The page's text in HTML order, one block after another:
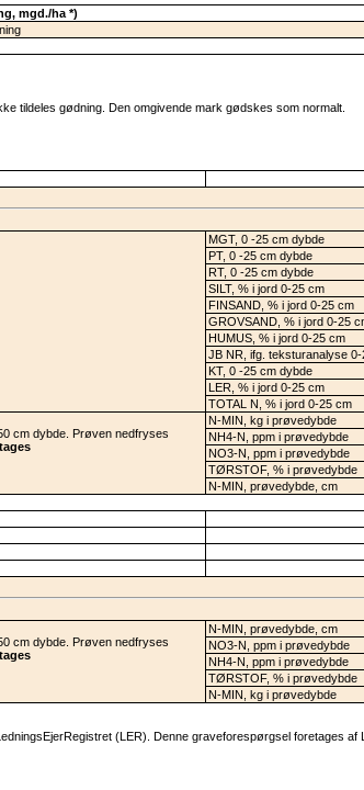
mgd./ha *)
tildeles gødning. Den omgivende mark gødskes som normalt.
MGT, 0 -25 cm dybde
PT, 0 -25 cm dybde
RT, 0 -25 cm dybde
SILT, % i jord 0-25 cm
FINSAND, % i jord 0-25 cm
GROVSAND, % i jord 0-25
HUMUS, % i jord 0-25 cm
JB NR, ifg. teksturanalyse
KT, 0 -25 cm dybde
LER, % i jord 0-25 cm
TOTAL N, % i jord 0-25 cm
cm dybde. Prøven nedfryses
N-MIN, kg i prøvedybde
NH4-N, ppm i prøvedybde
NO3-N, ppm i prøvedybde
TØRSTOF, % i prøvedybde
N-MIN, prøvedybde, cm
cm dybde. Prøven nedfryses
N-MIN, prøvedybde, cm
NO3-N, ppm i prøvedybde
NH4-N, ppm i prøvedybde
TØRSTOF, % i prøvedybde
N-MIN, kg i prøvedybde
(LER). Denne graveforespørgsel foretages